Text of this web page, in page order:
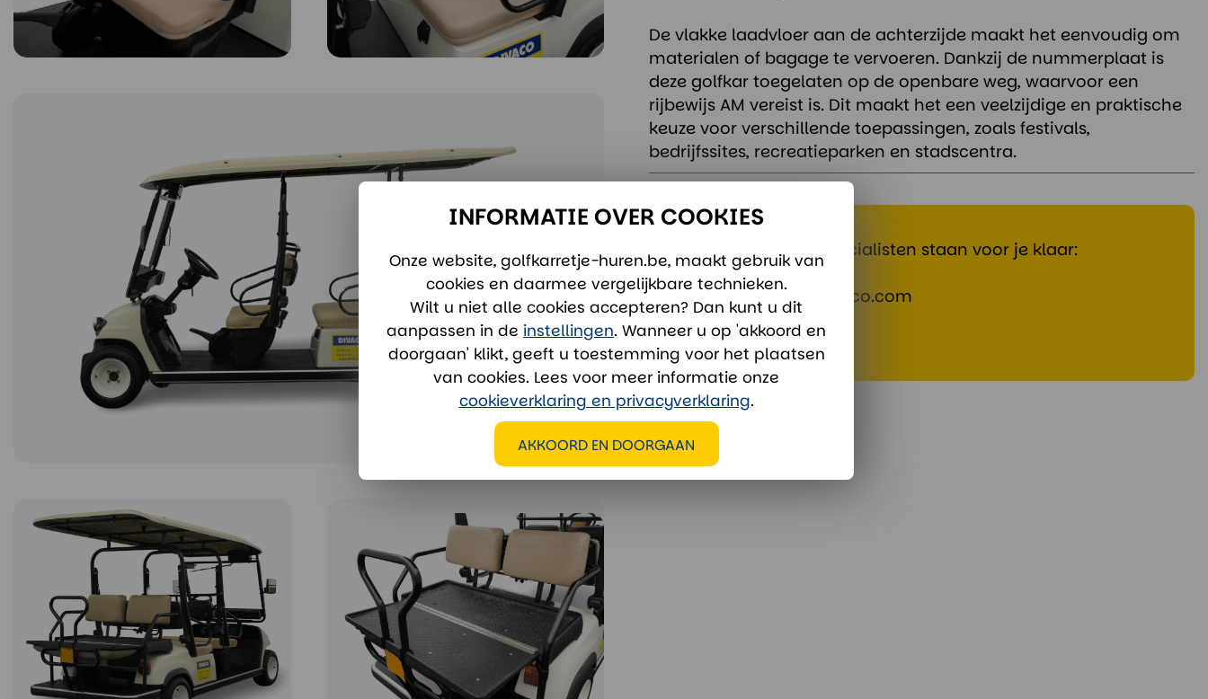
De vlakke laadvloer aan de achterzijde maakt het eenvoudig om
materialen of bagage te vervoeren. Dankzij de nummerplaat is
deze golfkar toegelaten op de openbare weg, waarvoor een
rijbewijs AM vereist is. Dit maakt het een veelzijdige en praktische
keuze voor verschillende toepassingen, zoals festivals,
bedrijfssites, recreatieparken en stadscentra.
Onze verhuurspecialisten staan voor je klaar:
verhuur@divaco.com
Whatsapp
INFORMATIE OVER COOKIES
Onze website, golfkarretje-huren.be, maakt gebruik van
cookies en daarmee vergelijkbare technieken.
Wilt u niet alle cookies accepteren? Dan kunt u dit
aanpassen in de instellingen. Wanneer u op 'akkoord en
doorgaan' klikt, geeft u toestemming voor het plaatsen
van cookies. Lees voor meer informatie onze
cookieverklaring en privacyverklaring.
AKKOORD EN DOORGAAN